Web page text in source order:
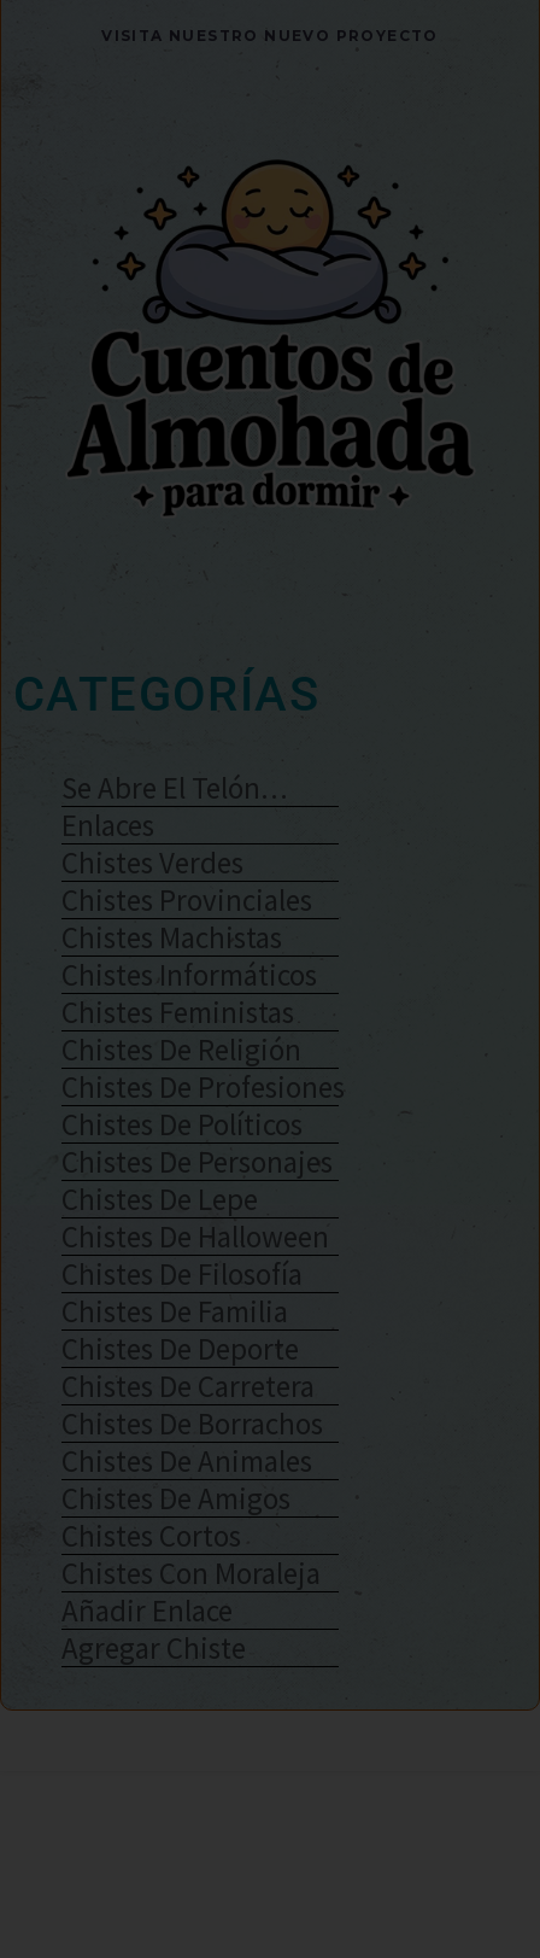
VISITA NUESTRO NUEVO PROYECTO
CATEGORÍAS
Se Abre El Telón…
Enlaces
Chistes Verdes
Chistes Provinciales
Chistes Machistas
Chistes Informáticos
Chistes Feministas
Chistes De Religión
Chistes De Profesiones
Chistes De Políticos
Chistes De Personajes
Chistes De Lepe
Chistes De Halloween
Chistes De Filosofía
Chistes De Familia
Chistes De Deporte
Chistes De Carretera
Chistes De Borrachos
Chistes De Animales
Chistes De Amigos
Chistes Cortos
Chistes Con Moraleja
Añadir Enlace
Agregar Chiste